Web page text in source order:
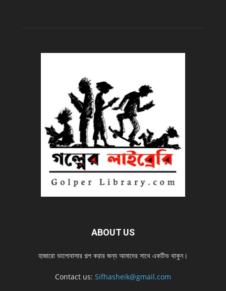
ABOUT US
হাজারো ভালোবাসার গল্প করার জন্য আমাদের সাথে একটিভ থাকুন।
Contact us: Sifhasheik@gmail.com